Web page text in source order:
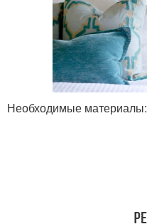
Необходимые материалы: